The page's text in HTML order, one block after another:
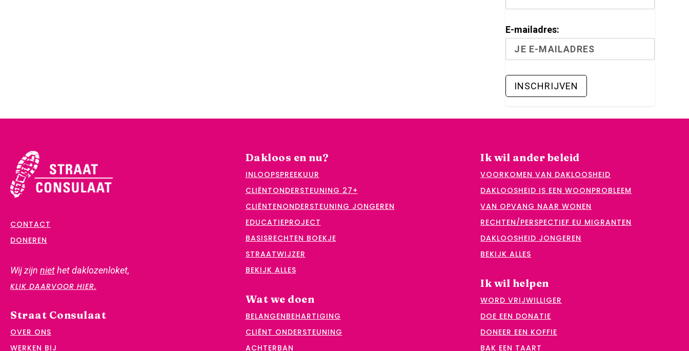
E-mailadres:
CONTACT
DONEREN
Wij zijn niethet daklozenloket,
KLIK DAARVOOR HIER.
Straat Consulaat
OVER ONS
WERKEN BIJ
Dakloos en nu?
INLOOPSPREEKUUR
CLIËNTONDERSTEUNING 27+
CLIËNTENONDERSTEUNING JONGEREN
EDUCATIEPROJECT
BASISRECHTEN BOEKJE
STRAATWIJZER
BEKIJK ALLES
Wat we doen
BELANGENBEHARTIGING
CLIËNT ONDERSTEUNING
ACHTERBAN
Ik wil ander beleid
VOORKOMEN VAN DAKLOOSHEID
DAKLOOSHEID IS EEN WOONPROBLEEM
VAN OPVANG NAAR WONEN
RECHTEN/PERSPECTIEF EU MIGRANTEN
DAKLOOSHEID JONGEREN
BEKIJK ALLES
Ik wil helpen
WORD VRIJWILLIGER
DOE EEN DONATIE
DONEER EEN KOFFIE
BAK EEN TAART